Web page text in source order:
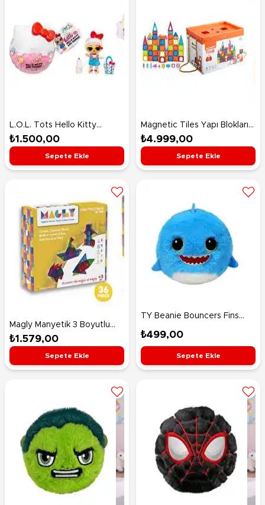
L.O.L. Tots Hello Kitty
Bebeği
₺1.500,00
Sepete Ekle
Magnetic Tiles Yapı Blokları
50 Parça
₺4.999,00
Sepete Ekle
Magly Manyetik 3 Boyutlu
Yapı Blokları 36 Parça
₺1.579,00
Sepete Ekle
TY Beanie Bouncers Fins
Köpekbalığı 7 Cm
₺499,00
Sepete Ekle